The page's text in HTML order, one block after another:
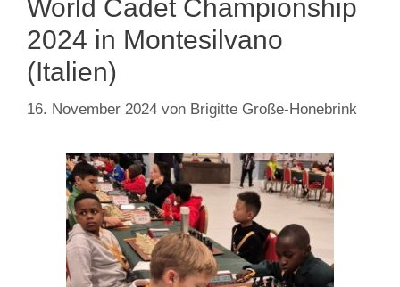
World Cadet Championship
2024 in Montesilvano
(Italien)
16. November 2024 von Brigitte Große-Honebrink